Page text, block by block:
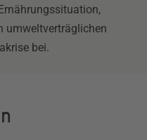
umweltverträglichen
bei.